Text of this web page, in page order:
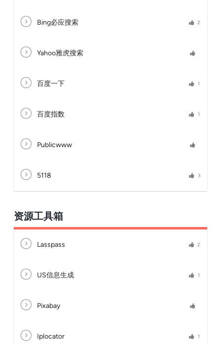
Bing必应搜索 2
Yahoo雅虎搜索
百度一下 1
百度指数 1
Publicwww
5118 3
资源工具箱
Lasspass 2
US信息生成 1
Pixabay
Iplocator 1